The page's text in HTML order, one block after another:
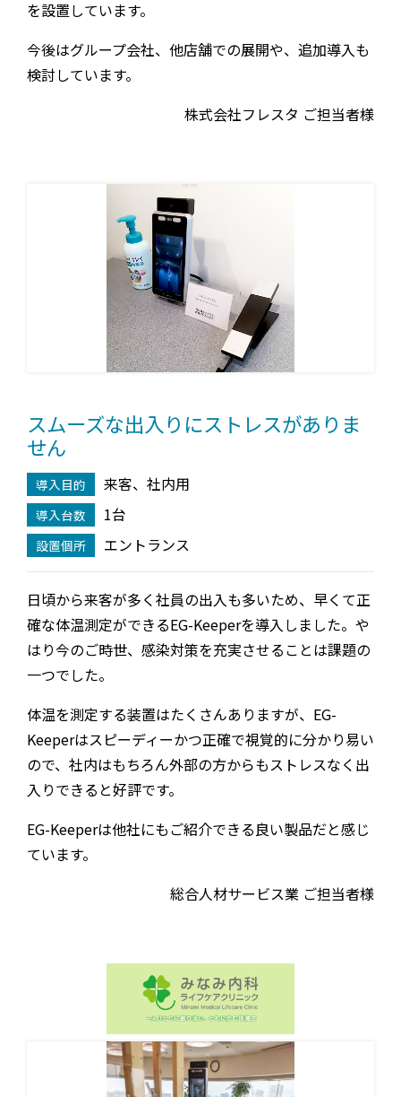
を設置しています。
今後はグループ会社、他店舗での展開や、追加導入も
検討しています。
株式会社フレスタ ご担当者様
スムーズな出⼊りにストレスがありま
せん
導入目的 来客、社内用
導入台数 1台
設置個所 エントランス
日頃から来客が多く社員の出⼊も多いため、早くて正
確な体温測定ができるEG-Keeperを導⼊しました。や
はり今のご時世、感染対策を充実させることは課題の
一つでした。
体温を測定する装置はたくさんありますが、EG-
Keeperはスピーディーかつ正確で視覚的に分かり易い
ので、社内はもちろん外部の方からもストレスなく出
⼊りできると好評です。
EG-Keeperは他社にもご紹介できる良い製品だと感じ
ています。
総合⼈材サービス業 ご担当者様